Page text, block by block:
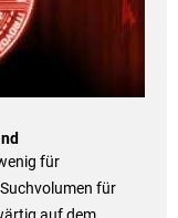
für
für